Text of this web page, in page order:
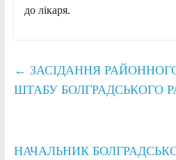
до лікаря.
← ЗАСІДАННЯ
ШТАБУ БОЛГРАДСЬКОГО
НАЧАЛЬНИК